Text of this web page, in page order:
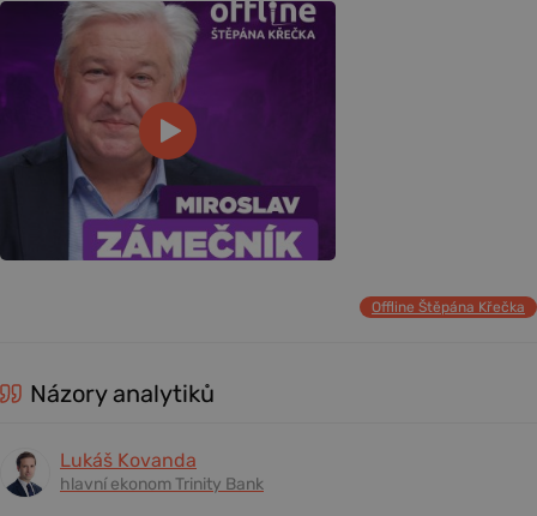
Offline Štěpána Křečka
Názory analytiků
Lukáš Kovanda
hlavní ekonom Trinity Bank